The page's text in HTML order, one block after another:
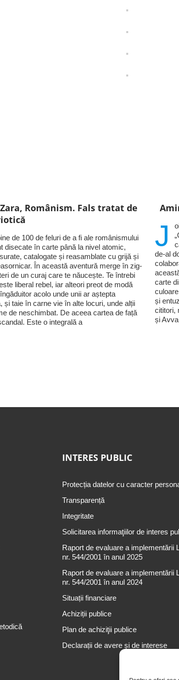
Românism. Fals tratat de
de 100 de feluri de a fi ale românismului
disecate în carte până la nivel atomic,
catalogate și reasamblate cu grijă și
În această aventură merge în zig-
de un curaj care te năucește. Te întrebi
liberal rebel, iar alteori preot de modă
acolo unde unii ar aștepta
și taie în carne vie în alte locuri, unde alții
de neschimbat. De aceea cartea de față
Este o integrală a
J
de-al
carte
și
cititori,
și
INTERES PUBLIC
Protecția datelor cu caracter
Transparență
Integritate
Solicitarea informaţiilor de interes
Raport de evaluare a implementării
nr. 544/2001 în anul 2025
Raport de evaluare a implementării
nr. 544/2001 în anul 2024
Situații financiare
Achiziții publice
Plan de achiziţii publice
Declarații de avere și de interese